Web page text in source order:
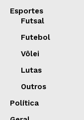
Esportes
Futsal
Futebol
Vôlei
Lutas
Outros
Política